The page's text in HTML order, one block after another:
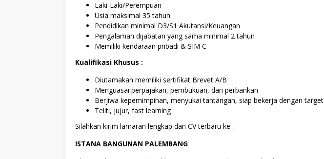
Laki-Laki/Perempuan
Usia maksimal 35 tahun
Pendidikan minimal D3/S1 Akutansi/Keuangan
Pengalaman dijabatan yang sama minimal 2 tahun
Memiliki kendaraan pribadi & SIM C
Kualifikasi Khusus :
Diutamakan memiliki sertifikat Brevet A/B
Menguasai perpajakan, pembukuan, dan perbankan
Berjiwa kepemimpinan, menyukai tantangan, siap bekerja dengan target
Teliti, jujur, fast learning
Silahkan kirim lamaran lengkap dan CV terbaru ke :
ISTANA BANGUNAN PALEMBANG